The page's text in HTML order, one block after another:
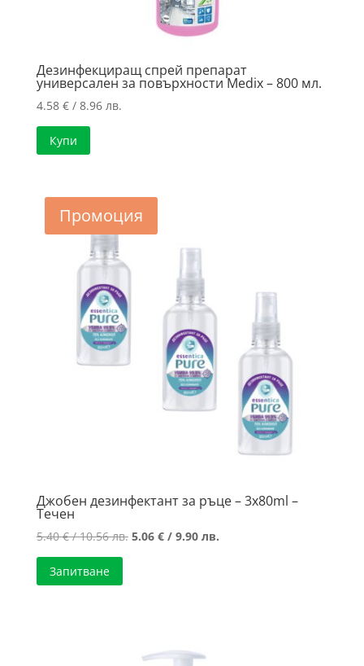
Дезинфекциращ спрей препарат
универсален за повърхности Medix – 800 мл.
4.58 €/ 8.96 лв.
Купи
Промоция
Джобен дезинфектант за ръце – 3х80ml –
Течен
5.40€/ 10.56 лв. Original
5.06 €/ 9.90 лв.Текущата
Запитване